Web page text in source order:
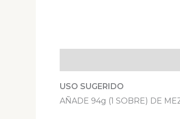
USO SUGERIDO
AÑADE 94g (1 SOBRE) DE